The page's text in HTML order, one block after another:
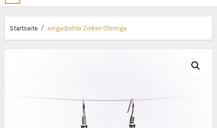
Startseite eingedrehte Zinken Ohrringe